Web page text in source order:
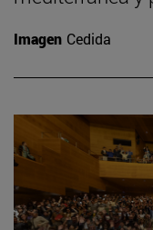
Imagen Cedida